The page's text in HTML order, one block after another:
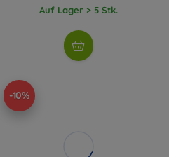
Auf Lager > 5 Stk.
-10%